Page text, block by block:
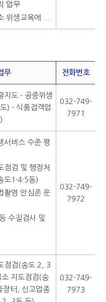
업무
위생교육에 ....
무 전화번호
지도 - 공중위생
) - 식품접객업
032-749-
7971
서비스 수준 평
점검 및 행정처
도1·4·5동)
촬영 안심존 운
수질검사 및
032-749-
7972
점검(송도 2, 3
지도점검(송
장터, 신고업종
032-749-
7973